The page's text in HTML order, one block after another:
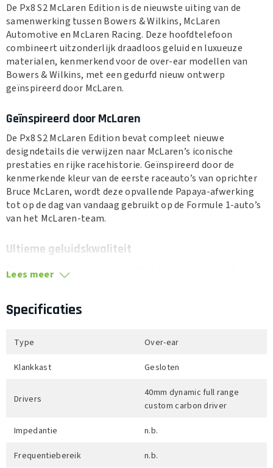
De Px8 S2 McLaren Edition is de nieuwste uiting van de
samenwerking tussen Bowers & Wilkins, McLaren
Automotive en McLaren Racing. Deze hoofdtelefoon
combineert uitzonderlijk draadloos geluid en luxueuze
materialen, kenmerkend voor de over-ear modellen van
Bowers & Wilkins, met een gedurfd nieuw ontwerp
geïnspireerd door McLaren.
Geïnspireerd door McLaren
De Px8 S2 McLaren Edition bevat compleet nieuwe
designdetails die verwijzen naar McLaren’s iconische
prestaties en rijke racehistorie. Geïnspireerd door de
kenmerkende kleur van de eerste raceauto’s van oprichter
Bruce McLaren, wordt deze opvallende Papaya-afwerking
tot op de dag van vandaag gebruikt op de Formule 1-auto’s
van het McLaren-team.
Ultieme geluidskwaliteit
Door op maat ontworpen drivers te combineren met
krachtige digitale verwerking, biedt de Px8 S2 McLaren
ongeëvenaarde audioprestaties. Het resultaat is een
Designaccenten
papaya-kleurige metallic oorschelpen en een reliëf
McLaren-logo op de hoofdband maken het ontwerp
compleet.
Uitzonderlijk geluid, de hele dag door
Lees meer
Specificaties
Type Over-ear
Klankkast Gesloten
Drivers
40mm dynamic full range
custom carbon driver
Impedantie n.b.
Frequentiebereik n.b.